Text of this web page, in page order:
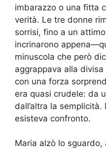
imbarazzo o una fitta
verità. Le tre donne
sorrisi, fino a un
incrinarono
minuscola che però
aggrappava alla
con una forza
era quasi crudele: da
dall’altra la
esisteva confronto.
Maria alzò lo